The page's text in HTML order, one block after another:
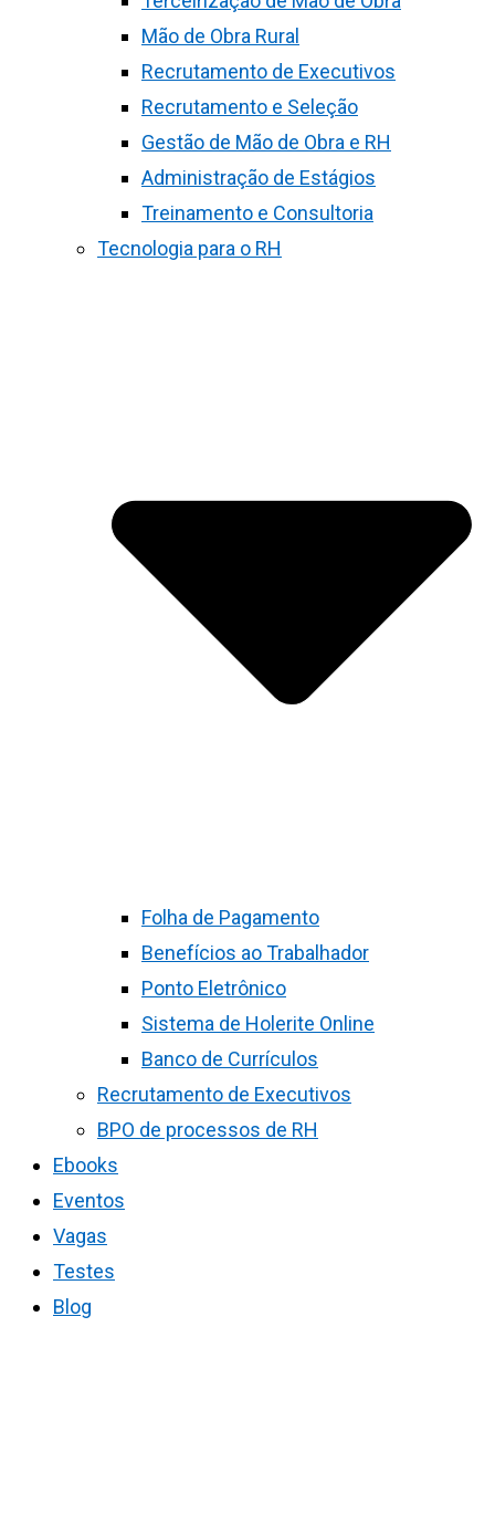
Mão de Obra Rural
Recrutamento de Executivos
Recrutamento e Seleção
Gestão de Mão de Obra e RH
Administração de Estágios
Treinamento e Consultoria
Tecnologia para o RH
Folha de Pagamento
Benefícios ao Trabalhador
Ponto Eletrônico
Sistema de Holerite Online
Banco de Currículos
Recrutamento de Executivos
BPO de processos de RH
Ebooks
Eventos
Vagas
Testes
Blog